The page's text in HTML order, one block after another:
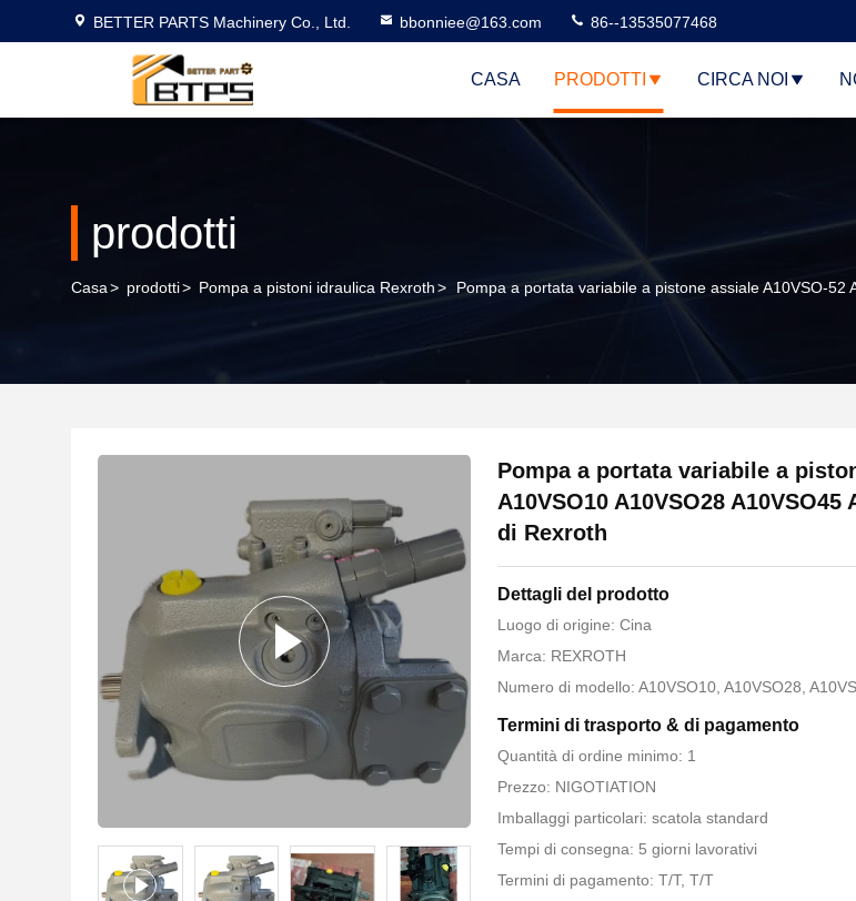
BETTER PARTS Machinery Co., Ltd. bbonniee@163.com 86--13535077468
CASA PRODOTTI CIRCA NOI
prodotti
Casa> prodotti> Pompa a pistoni idraulica Rexroth> Pompa a portata variabile a pistone assiale A10VSO-52
Pompa a portata variabile a
A10VSO10 A10VSO28 A10VSO45
di Rexroth
Dettagli del prodotto
Luogo di origine: Cina
Marca: REXROTH
Numero di modello: A10VSO10, A10VSO28,
Termini di trasporto & di pagamento
Quantità di ordine minimo: 1
Prezzo: NIGOTIATION
Imballaggi particolari: scatola standard
Tempi di consegna: 5 giorni lavorativi
Termini di pagamento: T/T, T/T